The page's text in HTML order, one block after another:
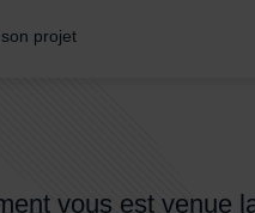
projet
vous est venue